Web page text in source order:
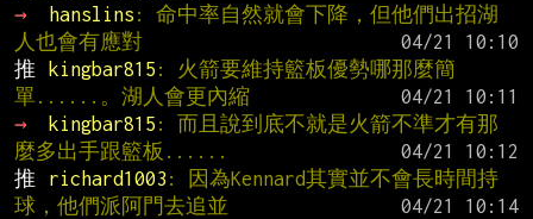
→
hanslins : 命中率自然就會下降，但他們出招湖
人也會有應對
推
kingbar815 : 火箭要維持籃板優勢哪那麼簡
單......。湖人會更內縮
→
kingbar815 : 而且說到底不就是火箭不準才有那
麼多出手跟籃板......
推
richard1003 : 因為Kennard其實並不會長時間持
球，他們派阿門去追並